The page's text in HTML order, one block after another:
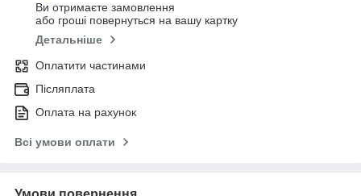
Ви отримаєте замовлення
або гроші повернуться на вашу картку
Детальніше
Оплатити частинами
Післяплата
Оплата на рахунок
Всі умови оплати